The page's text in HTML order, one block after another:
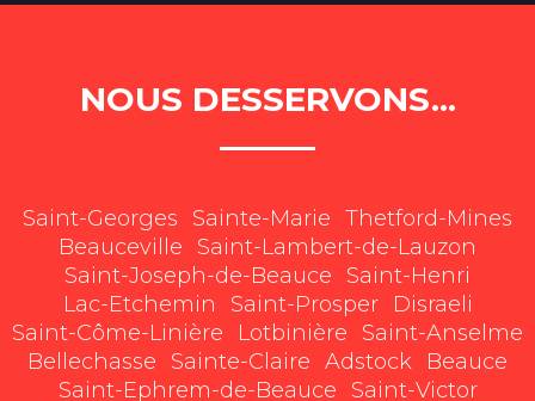
NOUS DESSERVONS...
Saint-Georges Sainte-Marie Thetford-Mines
Beauceville
Saint-Lambert-de-Lauzon
Saint-Joseph-de-Beauce
Saint-Henri
Lac-Etchemin
Saint-Prosper
Disraeli
Saint-Côme-Linière
Lotbinière
Saint-Anselme
Bellechasse
Sainte-Claire Adstock
Beauce
Saint-Ephrem-de-Beauce
Saint-Victor